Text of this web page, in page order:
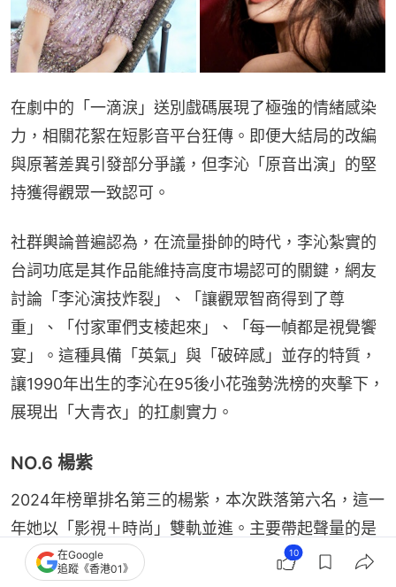
在劇中的「一滴淚」送別戲碼展現了極強的情緒感染
力，相關花絮在短影音平台狂傳。即便大結局的改編
與原著差異引發部分爭議，但李沁「原音出演」的堅
持獲得觀眾一致認可。
社群輿論普遍認為，在流量掛帥的時代，李沁紮實的
台詞功底是其作品能維持高度市場認可的關鍵，網友
討論「李沁演技炸裂」、「讓觀眾智商得到了尊
重」、「付家軍們支棱起來」、「每一幀都是視覺饗
宴」。這種具備「英氣」與「破碎感」並存的特質，
讓1990年出生的李沁在95後小花強勢洗榜的夾擊下，
展現出「大青衣」的扛劇實力。
NO.6 楊紫
2024年榜單排名第三的楊紫，本次跌落第六名，這一
年她以「影視＋時尚」雙軌並進。主要帶起聲量的是
2026年受邀出席羅馬Valentino 2026秋冬大秀，她大
在Google
追蹤《香港01》
10